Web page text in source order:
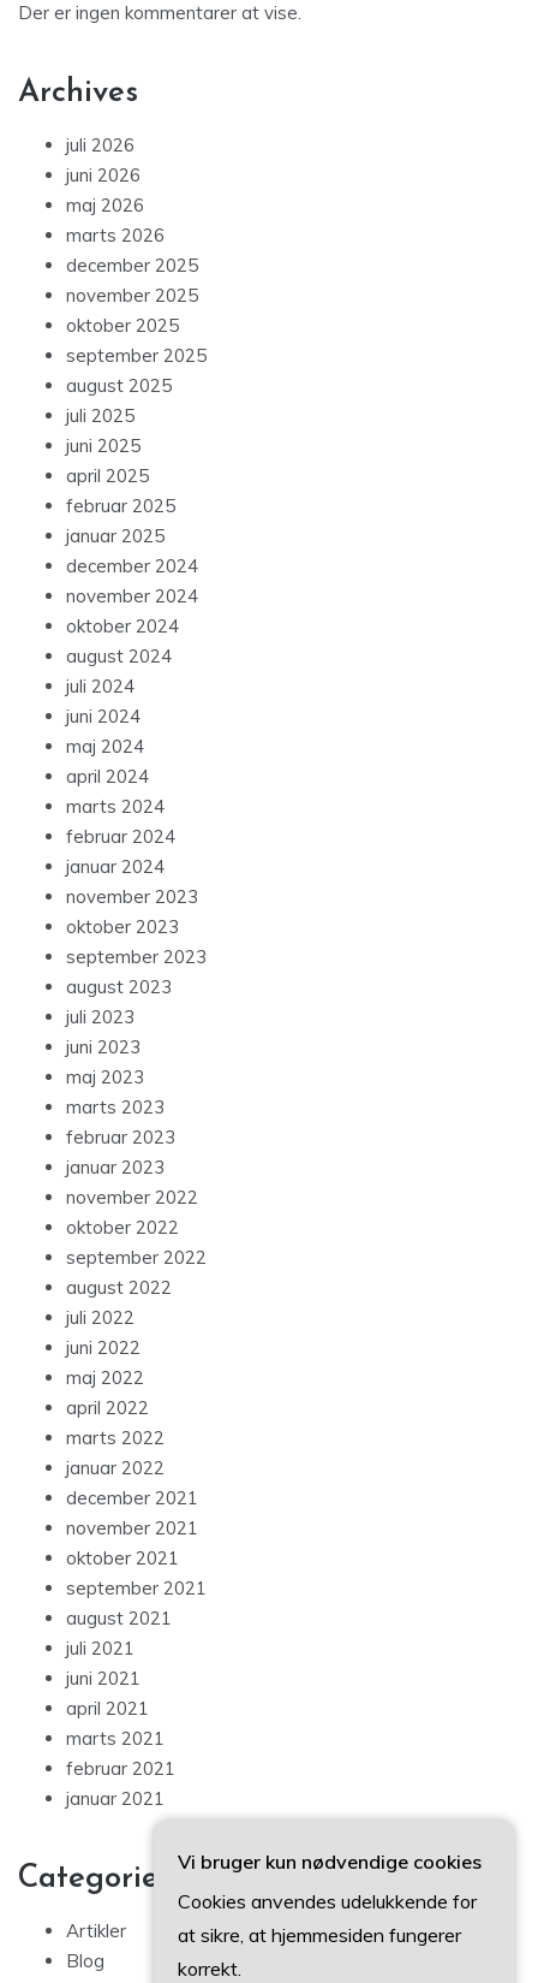
Der er ingen kommentarer at vise.
Archives
juli 2026
juni 2026
maj 2026
marts 2026
december 2025
november 2025
oktober 2025
september 2025
august 2025
juli 2025
juni 2025
april 2025
februar 2025
januar 2025
december 2024
november 2024
oktober 2024
august 2024
juli 2024
juni 2024
maj 2024
april 2024
marts 2024
februar 2024
januar 2024
november 2023
oktober 2023
september 2023
august 2023
juli 2023
juni 2023
maj 2023
marts 2023
februar 2023
januar 2023
november 2022
oktober 2022
september 2022
august 2022
juli 2022
juni 2022
maj 2022
april 2022
marts 2022
januar 2022
december 2021
november 2021
oktober 2021
september 2021
august 2021
juli 2021
juni 2021
april 2021
marts 2021
februar 2021
januar 2021
Categories
Artikler
Blog
Vi bruger kun nødvendige cookies
Cookies anvendes udelukkende for
at sikre, at hjemmesiden fungerer
korrekt.